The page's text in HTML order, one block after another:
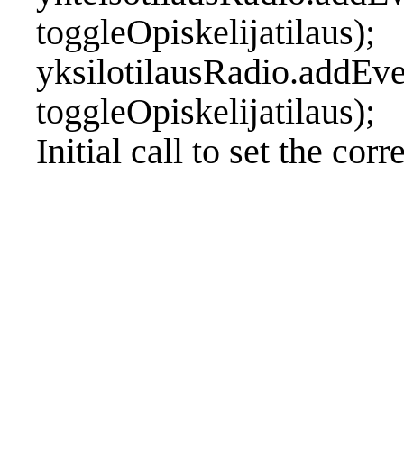
toggleOpiskelijatilaus);
Initial call to set the